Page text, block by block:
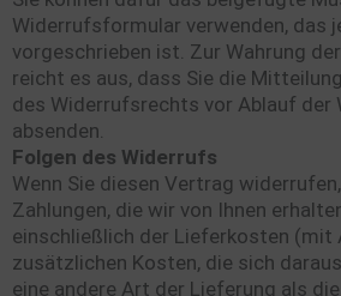
Widerrufsformular verwenden, das
vorgeschrieben ist. Zur Wahrung
reicht es aus, dass Sie die
des Widerrufsrechts vor Ablauf
absenden.
Folgen des Widerrufs
Wenn Sie diesen Vertrag
Zahlungen, die wir von Ihnen
einschließlich der Lieferkosten (mit
zusätzlichen Kosten, die sich
eine andere Art der Lieferung als